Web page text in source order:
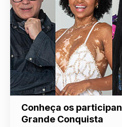
Conheça os
Grande Conquista